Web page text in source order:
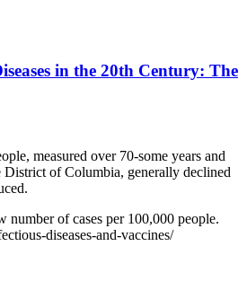
in the 20th Century: The
measured over 70-some years and
District of Columbia, generally declined
number of cases per 100,000 people.
diseases-and-vaccines/